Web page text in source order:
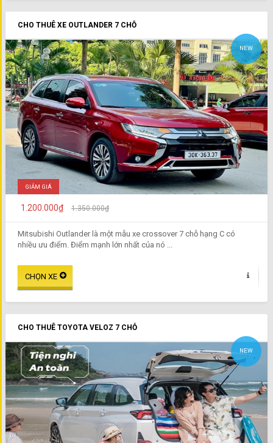
CHO THUÊ XE OUTLANDER 7 CHỖ
NEW
GIẢM GIÁ
1.200.000₫ 1.350.000₫
Mitsubishi Outlander là một mẫu xe crossover 7 chỗ hạng C có
nhiều ưu điểm. Điểm mạnh lớn nhất của nó ...
CHO THUÊ TOYOTA VELOZ 7 CHỖ
NEW